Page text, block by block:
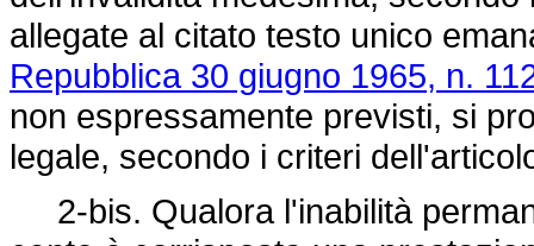
allegate al citato testo unico
Repubblica 30 giugno 1965, n.
non espressamente previsti, si
legale, secondo i criteri
2-bis. Qualora l'inabilità